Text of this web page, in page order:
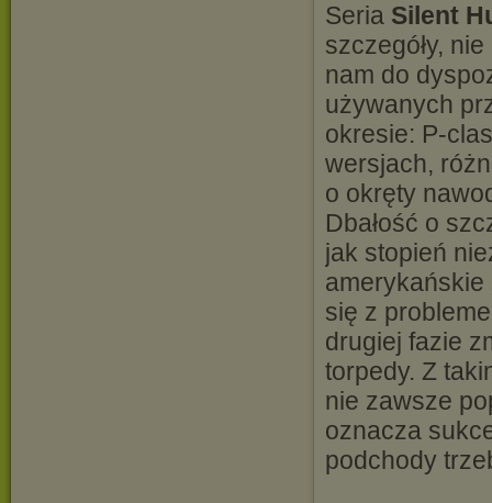
Seria Silent
szczegóły,
nam do
używanych
okresie: P-
wersjach,
o okręty
Dbałość o
jak stopień
amerykańskie
się z
drugiej fazie
torpedy. Z
nie zawsze
oznacza
podchody